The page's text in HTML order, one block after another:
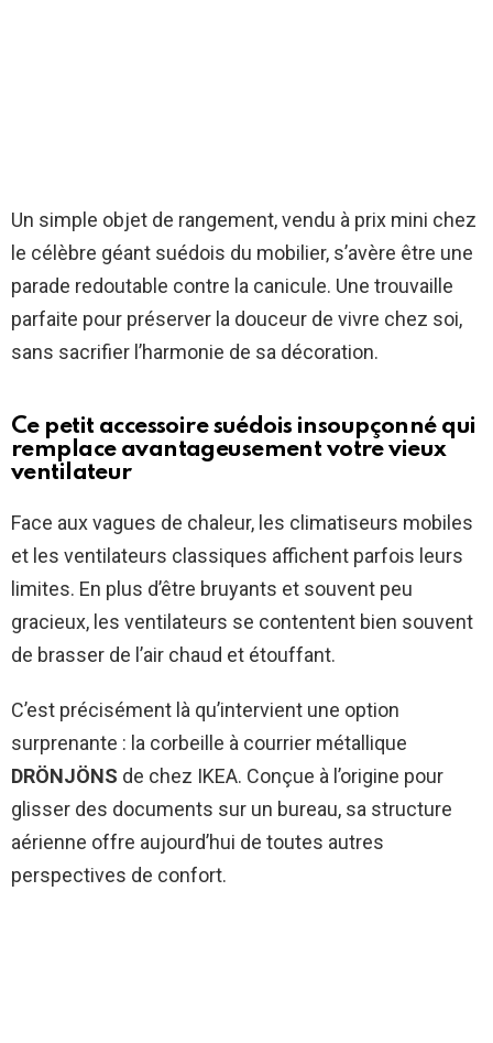
Un simple objet de rangement, vendu à prix mini chez
le célèbre géant suédois du mobilier, s’avère être une
parade redoutable contre la canicule. Une trouvaille
parfaite pour préserver la douceur de vivre chez soi,
sans sacrifier l’harmonie de sa décoration.
Ce petit accessoire suédois insoupçonné qui
remplace avantageusement votre vieux
ventilateur
Face aux vagues de chaleur, les climatiseurs mobiles
et les ventilateurs classiques affichent parfois leurs
limites. En plus d’être bruyants et souvent peu
gracieux, les ventilateurs se contentent bien souvent
de brasser de l’air chaud et étouffant.
C’est précisément là qu’intervient une option
surprenante : la corbeille à courrier métallique
DRÖNJÖNS de chez IKEA. Conçue à l’origine pour
glisser des documents sur un bureau, sa structure
aérienne offre aujourd’hui de toutes autres
perspectives de confort.